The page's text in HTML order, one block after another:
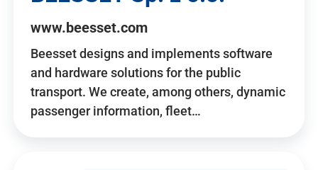
www.beesset.com
Beesset designs and implements software
and hardware solutions for the public
transport. We create, among others, dynamic
passenger information, fleet…